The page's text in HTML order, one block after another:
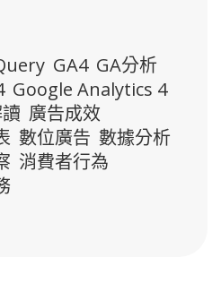
GA4 GA分析
Google Analytics 4
廣告成效
數位廣告 數據分析
消費者行為